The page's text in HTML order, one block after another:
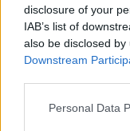
disclosure of your
IAB’s list of
also be disclosed
Downstream
Personal Data